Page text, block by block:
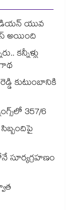
యువ
అయింది
కన్నీళ్లు
కుటుంబానికి
357/6
సిబ్బందిపై
సూర్యగ్రహణం